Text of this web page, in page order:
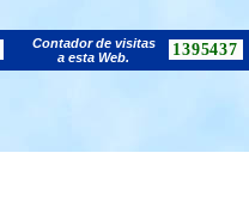
Contador de visitas
a esta Web.
1395437